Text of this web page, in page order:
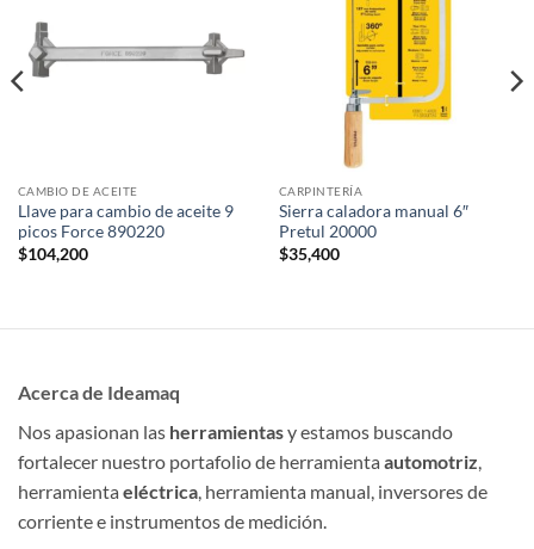
CAMBIO DE ACEITE
Llave para cambio de aceite 9
picos Force 890220
$104,200
CARPINTERÍA
Sierra caladora manual 6″
Pretul 20000
$35,400
Acerca de Ideamaq
Nos apasionan las herramientasy estamos buscando
fortalecer nuestro portafolio de herramienta automotriz,
herramienta eléctrica, herramienta manual, inversores de
corriente e instrumentos de medición.